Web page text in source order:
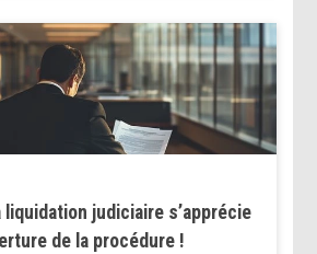
liquidation judiciaire s’apprécie
de la procédure !